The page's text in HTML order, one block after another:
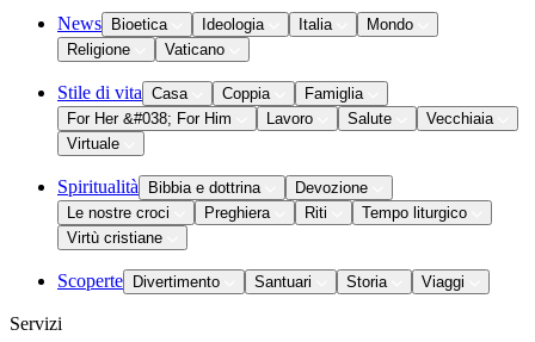
News Bioetica Ideologia Italia
Mondo
Religione
Vaticano
Stile di vita Casa Coppia
Famiglia
For Her &#038; For Him
Lavoro Salute
Vecchiaia
Virtuale
Spiritualità Bibbia e dottrina
Devozione
Le nostre croci
Preghiera Riti
Tempo liturgico
Virtù cristiane
Scoperte Divertimento Santuari Storia Viaggi
Servizi